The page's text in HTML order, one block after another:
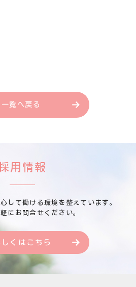
一覧へ戻る
用情報
して働ける環境を整えています。
にお問合せください。
しくはこちら